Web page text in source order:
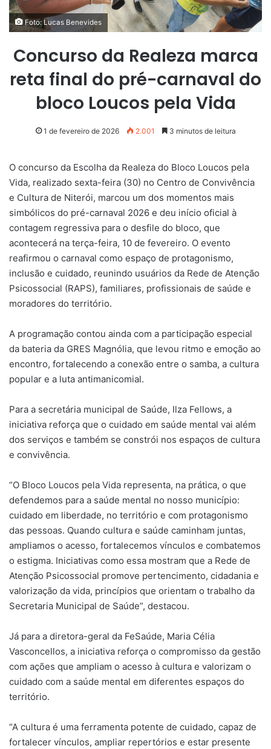
Foto: Lucas Benevides
Concurso da Realeza marca
reta final do pré-carnaval do
bloco Loucos pela Vida
1 de fevereiro de 2026 2.001 3 minutos de leitura
O concurso da Escolha da Realeza do Bloco Loucos pela
Vida, realizado sexta-feira (30) no Centro de Convivência
e Cultura de Niterói, marcou um dos momentos mais
simbólicos do pré-carnaval 2026 e deu início oficial à
contagem regressiva para o desfile do bloco, que
acontecerá na terça-feira, 10 de fevereiro. O evento
reafirmou o carnaval como espaço de protagonismo,
inclusão e cuidado, reunindo usuários da Rede de Atenção
Psicossocial (RAPS), familiares, profissionais de saúde e
moradores do território.
A programação contou ainda com a participação especial
da bateria da GRES Magnólia, que levou ritmo e emoção ao
encontro, fortalecendo a conexão entre o samba, a cultura
popular e a luta antimanicomial.
Para a secretária municipal de Saúde, Ilza Fellows, a
iniciativa reforça que o cuidado em saúde mental vai além
dos serviços e também se constrói nos espaços de cultura
e convivência.
“O Bloco Loucos pela Vida representa, na prática, o que
defendemos para a saúde mental no nosso município:
cuidado em liberdade, no território e com protagonismo
das pessoas. Quando cultura e saúde caminham juntas,
ampliamos o acesso, fortalecemos vínculos e combatemos
o estigma. Iniciativas como essa mostram que a Rede de
Atenção Psicossocial promove pertencimento, cidadania e
valorização da vida, princípios que orientam o trabalho da
Secretaria Municipal de Saúde”, destacou.
Já para a diretora-geral da FeSaúde, Maria Célia
Vasconcellos, a iniciativa reforça o compromisso da gestão
com ações que ampliam o acesso à cultura e valorizam o
cuidado com a saúde mental em diferentes espaços do
território.
“A cultura é uma ferramenta potente de cuidado, capaz de
fortalecer vínculos, ampliar repertórios e estar presente